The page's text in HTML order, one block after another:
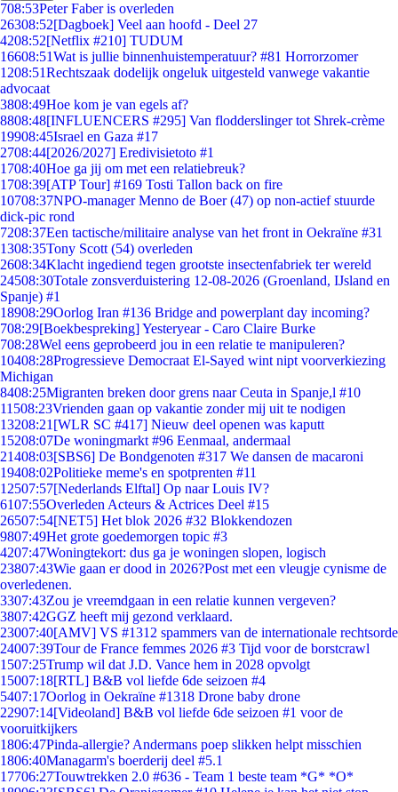
708:53Peter Faber is overleden
26308:52[Dagboek] Veel aan hoofd - Deel 27
4208:52[Netflix #210] TUDUM
16608:51Wat is jullie binnenhuistemperatuur? #81 Horrorzomer
1208:51Rechtszaak dodelijk ongeluk uitgesteld vanwege vakantie
advocaat
3808:49Hoe kom je van egels af?
8808:48[INFLUENCERS #295] Van flodderslinger tot Shrek-crème
19908:45Israel en Gaza #17
2708:44[2026/2027] Eredivisietoto #1
1708:40Hoe ga jij om met een relatiebreuk?
1708:39[ATP Tour] #169 Tosti Tallon back on fire
10708:37NPO-manager Menno de Boer (47) op non-actief stuurde
dick-pic rond
7208:37Een tactische/militaire analyse van het front in Oekraïne #31
1308:35Tony Scott (54) overleden
2608:34Klacht ingediend tegen grootste insectenfabriek ter wereld
24508:30Totale zonsverduistering 12-08-2026 (Groenland, IJsland en
Spanje) #1
18908:29Oorlog Iran #136 Bridge and powerplant day incoming?
708:29[Boekbespreking] Yesteryear - Caro Claire Burke
708:28Wel eens geprobeerd jou in een relatie te manipuleren?
10408:28Progressieve Democraat El-Sayed wint nipt voorverkiezing
Michigan
8408:25Migranten breken door grens naar Ceuta in Spanje,l #10
11508:23Vrienden gaan op vakantie zonder mij uit te nodigen
13208:21 [WLR SC #417] Nieuw deel openen was kaputt
15208:07De woningmarkt #96 Eenmaal, andermaal
21408:03[SBS6] De Bondgenoten #317 We dansen de macaroni
19408:02Politieke meme's en spotprenten #11
12507:57[Nederlands Elftal] Op naar Louis IV?
6107:55Overleden Acteurs & Actrices Deel #15
26507:54[NET5] Het blok 2026 #32 Blokkendozen
9807:49Het grote goedemorgen topic #3
4207:47Woningtekort: dus ga je woningen slopen, logisch
23807:43Wie gaan er dood in 2026?Post met een vleugje cynisme de
overledenen.
3307:43Zou je vreemdgaan in een relatie kunnen vergeven?
3807:42GGZ heeft mij gezond verklaard.
23007:40[AMV] VS #1312 spammers van de internationale rechtsorde
24007:39Tour de France femmes 2026 #3 Tijd voor de borstcrawl
1507:25Trump wil dat J.D. Vance hem in 2028 opvolgt
15007:18[RTL] B&B vol liefde 6de seizoen #4
5407:17Oorlog in Oekraïne #1318 Drone baby drone
22907:14[Videoland] B&B vol liefde 6de seizoen #1 voor de
vooruitkijkers
1806:47Pinda-allergie? Andermans poep slikken helpt misschien
1806:40Managarm's boerderij deel #5.1
17706:27Touwtrekken 2.0 #636 - Team 1 beste team *G* *O*